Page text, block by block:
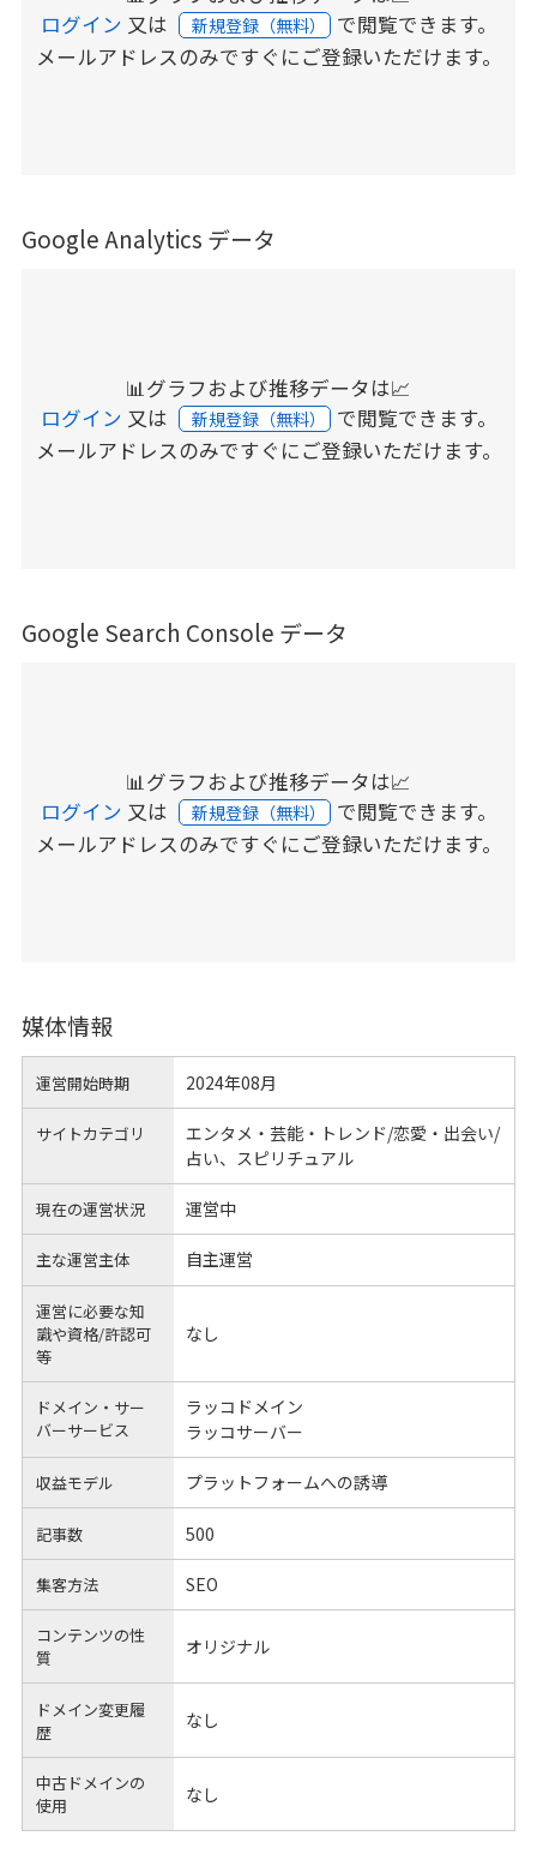
ログイン 又は 新規登録（無料） で閲覧できます。
メールアドレスのみですぐにご登録いただけます。
Google Analytics データ
📊グラフおよび推移データは📈
ログイン 又は 新規登録（無料） で閲覧できます。
メールアドレスのみですぐにご登録いただけます。
Google Search Console データ
📊グラフおよび推移データは📈
ログイン 又は 新規登録（無料） で閲覧できます。
メールアドレスのみですぐにご登録いただけます。
媒体情報
運営開始時期 2024年08月
サイトカテゴリ
エンタメ・芸能・トレンド/恋愛・出会い/
占い、スピリチュアル
現在の運営状況 運営中
主な運営主体 自主運営
運営に必要な知
識や資格/許認可
等
なし
ドメイン・サー
バーサービス
ラッコドメイン
ラッコサーバー
収益モデル プラットフォームへの誘導
記事数 500
集客方法 SEO
コンテンツの性
質
オリジナル
ドメイン変更履
歴
なし
中古ドメインの
使用
なし